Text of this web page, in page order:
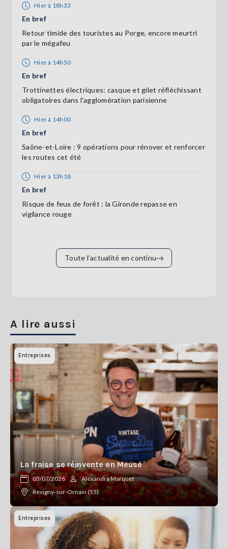
Hier à 18h33
En bref
Retour timide des touristes au Porge, encore meurtri
par le mégafeu
Hier à 14h50
En bref
Trottinettes électriques: casque et gilet réfléchissant
obligatoires dans l'agglomération parisienne
Hier à 14h00
En bref
Saône-et-Loire : 9 opérations pour rénover et renforcer
les routes cet été
Hier à 13h18
En bref
Risque de feux de forêt : la Gironde repasse en
vigilance rouge
Toute l’actualité en continu
A lire aussi
Entreprises
La fraise se réinvente en Meuse
03/07/2026
Alexandra Marquet
Revigny-sur-Ornain (55)
Entreprises